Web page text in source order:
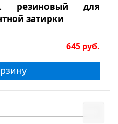
резиновый для
затирки
645 руб.